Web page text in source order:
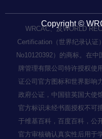
Copyright ©
WRCAC、及WORLD
Certification（世界纪录认证
No10120392）的商标。在
牌管理有限公司特许授权使
证公司官方图标和世界影响
政府公证，中国驻英国大使
官方标识未经书面授权不可
于维基百科，百度百科，公
官方审核确认真实性后用于